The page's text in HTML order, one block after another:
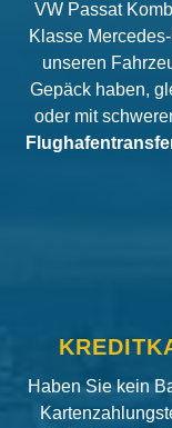
VW Passat
Klasse
unseren
Gepäck haben,
oder mit
Haben Sie kein